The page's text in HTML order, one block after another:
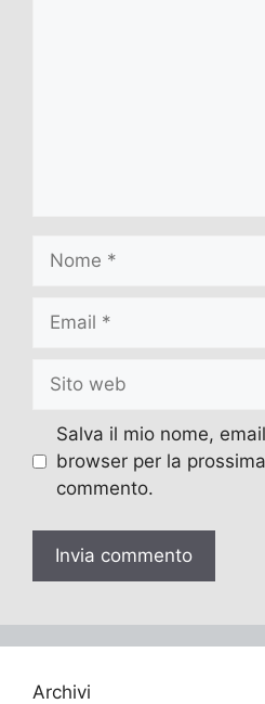
Nome
Email
Sito
web
Salva il mio nome,
browser per la
commento.
Archivi